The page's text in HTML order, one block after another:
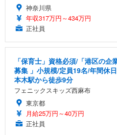
神奈川県
年収317万円～434万円
正社員
「保育士」資格必須/「港区の
募集 」小規模/定員19名/年間休
本木駅から徒歩9分
フェニックスキッズ西麻布
東京都
月給25万円～40万円
正社員